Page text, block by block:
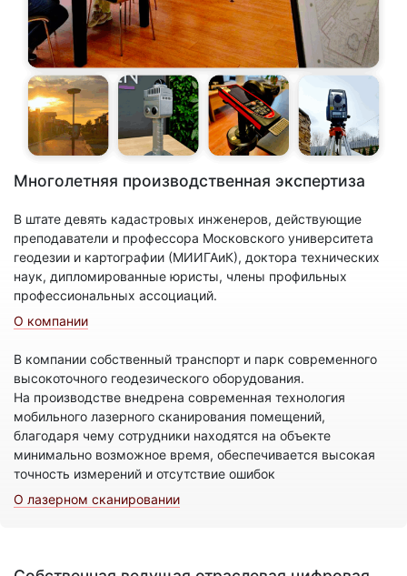
Многолетняя производственная экспертиза
В штате девять кадастровых инженеров, действующие
преподаватели и профессора Московского университета
геодезии и картографии (МИИГАиК), доктора технических
наук, дипломированные юристы, члены профильных
профессиональных ассоциаций.
О компании
В компании собственный транспорт и парк современного
высокоточного геодезического оборудования.
На производстве внедрена современная технология
мобильного лазерного сканирования помещений,
благодаря чему сотрудники находятся на объекте
минимально возможное время, обеспечивается высокая
точность измерений и отсутствие ошибок
О лазерном сканировании